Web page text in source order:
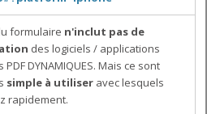
formulaire n'inclut pas de
des logiciels / applications
DYNAMIQUES. Mais ce sont
simple à utiliser avec lesquels
rapidement.